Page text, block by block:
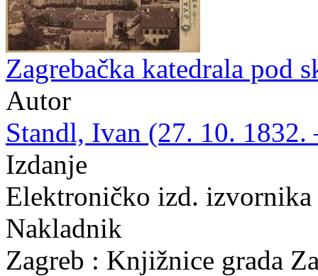
Zagrebačka katedrala pod
Autor
Standl, Ivan (27. 10. 1832.
Izdanje
Elektroničko izd.
Nakladnik
Zagreb : Knjižnice grada